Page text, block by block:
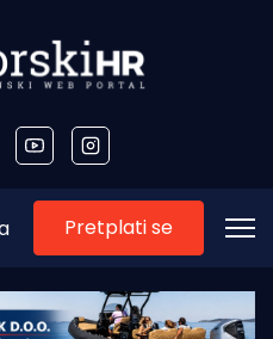
Pretplati se